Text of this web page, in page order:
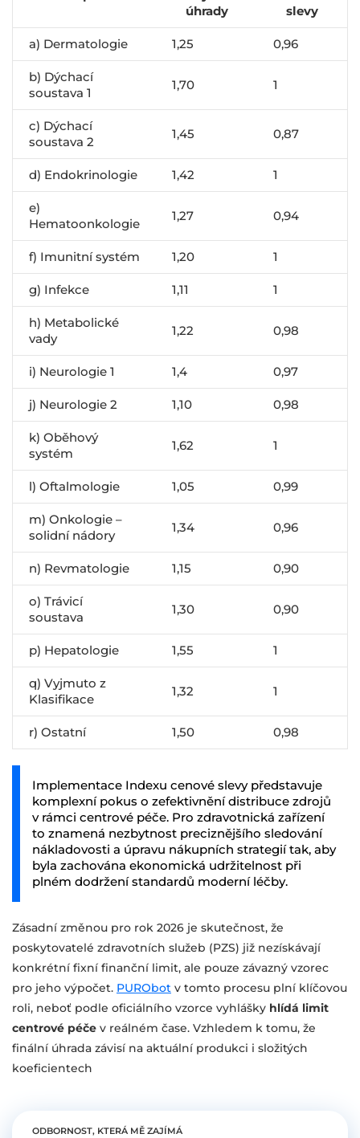
úhrady
slevy
a) Dermatologie 1,25 0,96
b) Dýchací
soustava 1
1,70 1
c) Dýchací
soustava 2
1,45 0,87
d) Endokrinologie 1,42 1
e)
Hematoonkologie
1,27 0,94
f) Imunitní systém 1,20 1
g) Infekce 1,11 1
h) Metabolické
vady
1,22 0,98
i) Neurologie 1 1,4 0,97
j) Neurologie 2 1,10 0,98
k) Oběhový
systém
1,62 1
l) Oftalmologie 1,05 0,99
m) Onkologie –
solidní nádory
1,34 0,96
n) Revmatologie 1,15 0,90
o) Trávicí
soustava
1,30 0,90
p) Hepatologie 1,55 1
q) Vyjmuto z
Klasifikace
1,32 1
r) Ostatní 1,50 0,98
Implementace Indexu cenové slevy představuje
komplexní pokus o zefektivnění distribuce zdrojů
v rámci centrové péče. Pro zdravotnická zařízení
to znamená nezbytnost preciznějšího sledování
nákladovosti a úpravu nákupních strategií tak, aby
byla zachována ekonomická udržitelnost při
plném dodržení standardů moderní léčby.
Zásadní změnou pro rok 2026 je skutečnost, že
poskytovatelé zdravotních služeb (PZS) již nezískávají
konkrétní fixní finanční limit, ale pouze závazný vzorec
pro jeho výpočet. PURObot v tomto procesu plní klíčovou
roli, neboť podle oficiálního vzorce vyhlášky hlídá limit
centrové péče v reálném čase. Vzhledem k tomu, že
finální úhrada závisí na aktuální produkci i složitých
koeficientech
ODBORNOST, KTERÁ MĚ ZAJÍMÁ